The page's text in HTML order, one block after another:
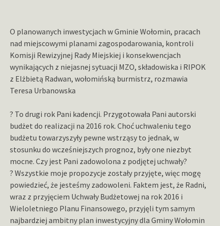
O planowanych inwestycjach w Gminie Wołomin, pracach
nad miejscowymi planami zagospodarowania, kontroli
Komisji Rewizyjnej Rady Miejskiej i konsekwencjach
wynikających z niejasnej sytuacji MZO, składowiska i RIPOK
z Elżbietą Radwan, wołomińską burmistrz, rozmawia
Teresa Urbanowska
? To drugi rok Pani kadencji. Przygotowała Pani autorski
budżet do realizacji na 2016 rok. Choć uchwaleniu tego
budżetu towarzyszyły pewne wstrząsy to jednak, w
stosunku do wcześniejszych prognoz, były one niezbyt
mocne. Czy jest Pani zadowolona z podjętej uchwały?
? Wszystkie moje propozycje zostały przyjęte, więc mogę
powiedzieć, że jesteśmy zadowoleni. Faktem jest, że Radni,
wraz z przyjęciem Uchwały Budżetowej na rok 2016 i
Wieloletniego Planu Finansowego, przyjęli tym samym
najbardziej ambitny plan inwestycyjny dla Gminy Wołomin